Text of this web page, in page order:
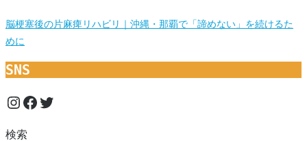
脳梗塞後の片麻痺リハビリ｜沖縄・那覇で「諦めない」を続けるた
めに
SNS
Instagram
Facebook
Twitter
検索